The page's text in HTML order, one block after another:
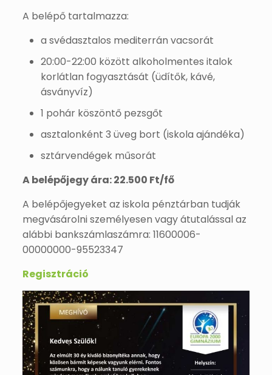
A belépő tartalmazza:
a svédasztalos mediterrán vacsorát
20:00-22:00 között alkoholmentes italok
korlátlan fogyasztását (üdítők, kávé,
ásványvíz)
1 pohár köszöntő pezsgőt
asztalonként 3 üveg bort (iskola ajándéka)
sztárvendégek műsorát
A belépőjegy ára: 22.500 Ft/fő
A belépőjegyeket az iskola pénztárban tudják
megvásárolni személyesen vagy átutalással az
alábbi bankszámlaszámra: 11600006-
00000000-95523347
Regisztráció